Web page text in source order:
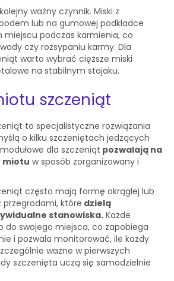
ważny czynnik. Miski z
lub na gumowej podkładce
miejscu podczas karmienia, co
czy rozsypaniu karmy. Dla
warto wybrać cięższe miski
na stabilnym stojaku.
szczeniąt
to specjalistyczne rozwiązania
o kilku szczeniętach jedzących
dla szczeniąt pozwalają na
miotu w sposób zorganizowany i
często mają formę okrągłej lub
które dzielą
stanowiska. Każde
do swojego miejsca, co zapobiega
i pozwala monitorować, ile każdy
ważne w pierwszych
szczenięta uczą się samodzielnie